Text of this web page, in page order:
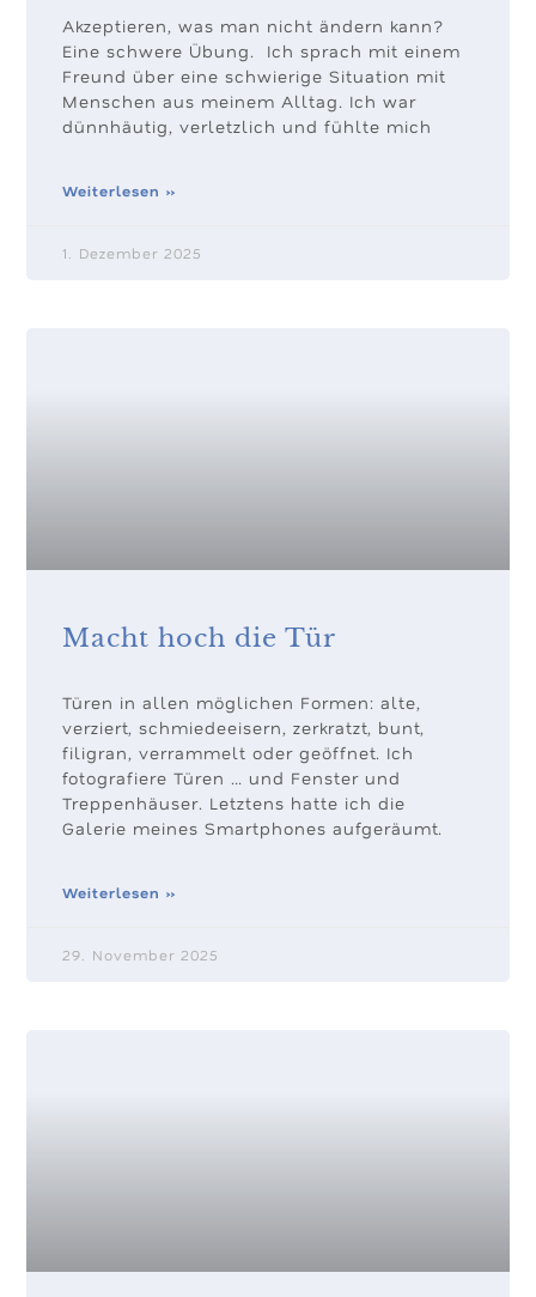
Akzeptieren, was man nicht ändern kann?
Eine schwere Übung. Ich sprach mit einem
Freund über eine schwierige Situation mit
Menschen aus meinem Alltag. Ich war
dünnhäutig, verletzlich und fühlte mich
Weiterlesen »
1. Dezember 2025
Macht hoch die Tür
Türen in allen möglichen Formen: alte,
verziert, schmiedeeisern, zerkratzt, bunt,
filigran, verrammelt oder geöffnet. Ich
fotografiere Türen … und Fenster und
Treppenhäuser. Letztens hatte ich die
Galerie meines Smartphones aufgeräumt.
Weiterlesen »
29. November 2025